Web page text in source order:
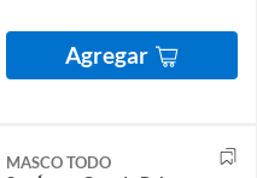
Agregar
MASCO TODO